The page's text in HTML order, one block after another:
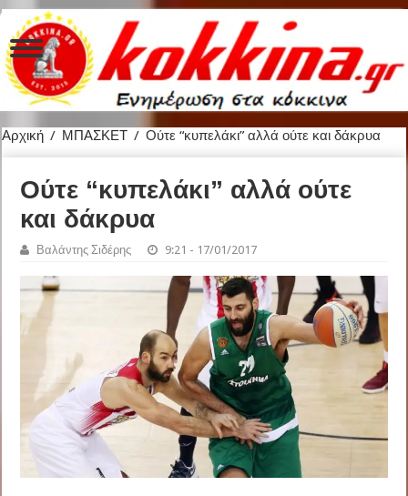
Αρχική / ΜΠΑΣΚΕΤ / Ούτε “κυπελάκι” αλλά ούτε και δάκρυα
Ούτε “κυπελάκι” αλλά ούτε
και δάκρυα
Βαλάντης Σιδέρης 9:21 - 17/01/2017